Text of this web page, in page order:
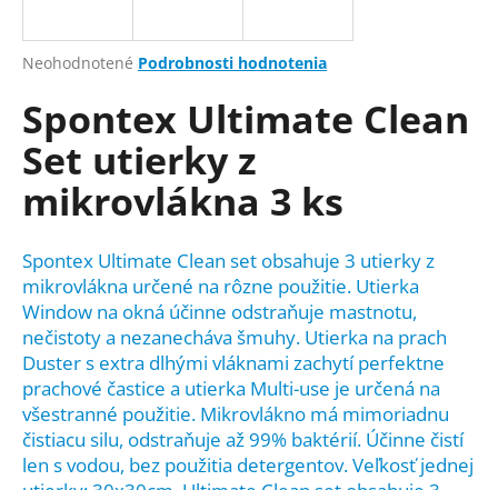
Priemerné
produktu
je
0,0
z
hviezdičiek.
Neohodnotené Podrobnosti hodnotenia
Spontex Ultimate Clean
Set utierky z
mikrovlákna 3 ks
Spontex Ultimate Clean set obsahuje 3 utierky z
mikrovlákna určené na rôzne použitie. Utierka
Window na okná účinne odstraňuje mastnotu,
nečistoty a nezanecháva šmuhy. Utierka na prach
Duster s extra dlhými vláknami zachytí perfektne
prachové častice a utierka Multi-use je určená na
všestranné použitie. Mikrovlákno má mimoriadnu
čistiacu silu, odstraňuje až 99% baktérií. Účinne čistí
len s vodou, bez použitia detergentov. Veľkosť jednej
j
ť
?
HĽADAŤ
O
d
p
o
r
ú